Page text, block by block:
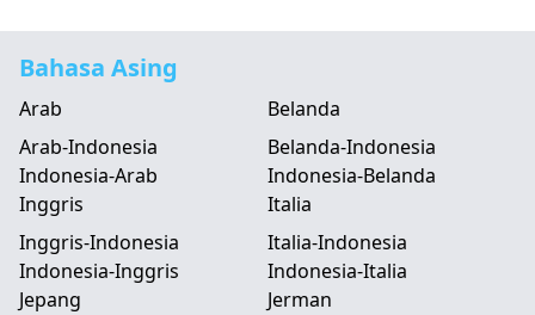
Bahasa Asing
Arab
Arab-Indonesia
Indonesia-Arab
Belanda
Belanda-Indonesia
Indonesia-Belanda
Inggris
Inggris-Indonesia
Indonesia-Inggris
Italia
Italia-Indonesia
Indonesia-Italia
Jepang
Jerman